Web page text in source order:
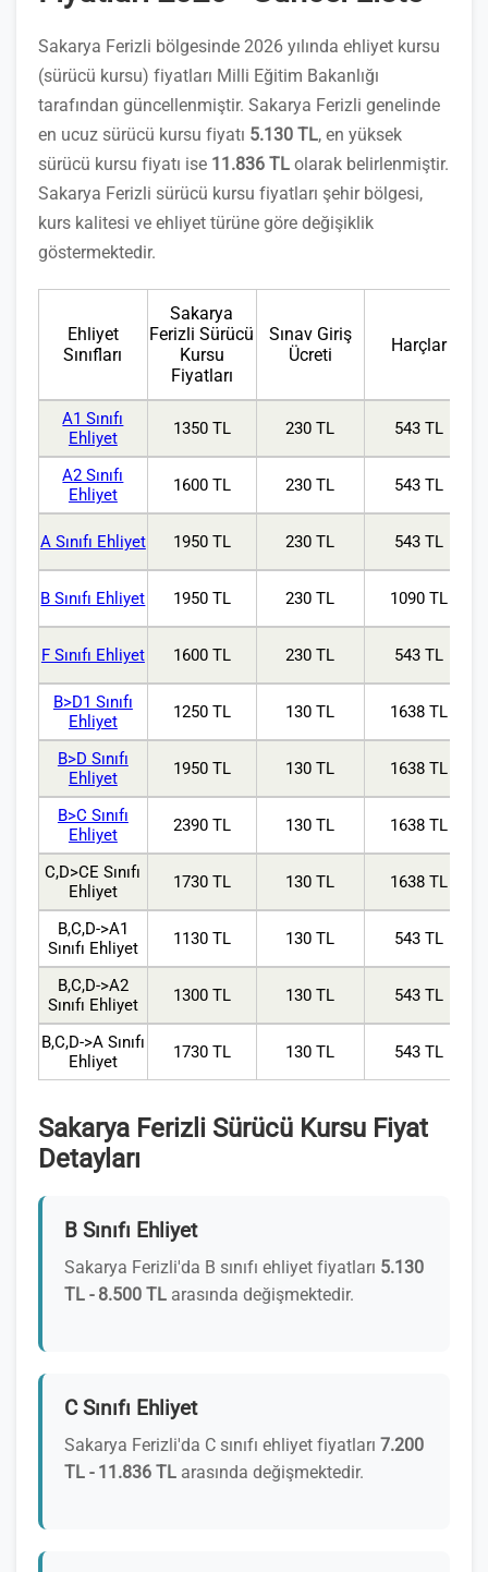
Sakarya Ferizli bölgesinde 2026 yılında ehliyet kursu
(sürücü kursu) fiyatları Milli Eğitim Bakanlığı
tarafından güncellenmiştir. Sakarya Ferizli genelinde
en ucuz sürücü kursu fiyatı 5.130 TL, en yüksek
sürücü kursu fiyatı ise 11.836 TL olarak belirlenmiştir.
Sakarya Ferizli sürücü kursu fiyatları şehir bölgesi,
kurs kalitesi ve ehliyet türüne göre değişiklik
göstermektedir.
Ehliyet
Sınıfları
Sakarya
Ferizli Sürücü
Kursu
Fiyatları
Sınav Giriş
Ücreti
Harçlar
A1 Sınıfı
Ehliyet
1350 TL 230 TL 543 TL
A2 Sınıfı
Ehliyet
1600 TL 230 TL 543 TL
A Sınıfı Ehliyet 1950 TL 230 TL 543 TL
B Sınıfı Ehliyet 1950 TL 230 TL 1090 TL
F Sınıfı Ehliyet 1600 TL 230 TL 543 TL
B>D1 Sınıfı
Ehliyet
1250 TL 130 TL 1638 TL
B>D Sınıfı
Ehliyet
1950 TL 130 TL 1638 TL
B>C Sınıfı
Ehliyet
2390 TL 130 TL 1638 TL
C,D>CE Sınıfı
Ehliyet
1730 TL 130 TL 1638 TL
B,C,D->A1
Sınıfı Ehliyet
1130 TL 130 TL 543 TL
B,C,D->A2
Sınıfı Ehliyet
1300 TL 130 TL 543 TL
B,C,D->A Sınıfı
Ehliyet
1730 TL 130 TL 543 TL
Sakarya Ferizli Sürücü Kursu Fiyat
Detayları
B Sınıfı Ehliyet
Sakarya Ferizli'da B sınıfı ehliyet fiyatları 5.130
TL - 8.500 TL arasında değişmektedir.
C Sınıfı Ehliyet
Sakarya Ferizli'da C sınıfı ehliyet fiyatları 7.200
TL - 11.836 TL arasında değişmektedir.